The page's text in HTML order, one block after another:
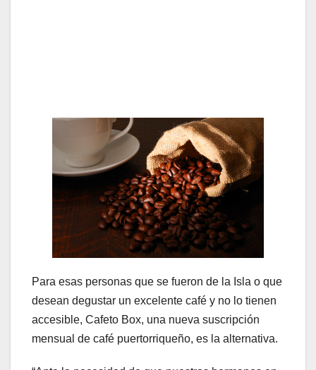
Para esas personas que se fueron de la Isla o que
desean degustar un excelente café y no lo tienen
accesible, Cafeto Box, una nueva suscripción
mensual de café puertorriqueño, es la alternativa.